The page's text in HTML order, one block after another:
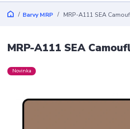
Barvy MRP MRP-A111 SEA
MRP-A111 SEA
Novinka